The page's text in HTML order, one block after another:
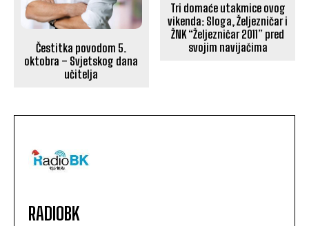
Čestitka povodom 5.
oktobra – Svjetskog dana
učitelja
Tri domaće utakmice ovog
vikenda: Sloga, Željezničar i
ŽNK “Željezničar 2011” pred
svojim navijačima
RADIOBK